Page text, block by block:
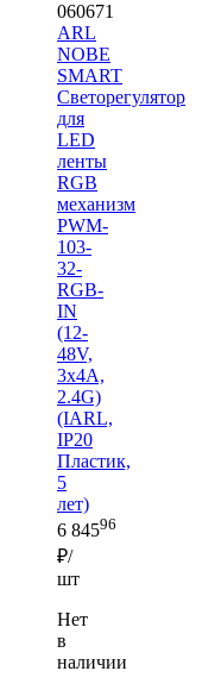
060671
ARL
NOBE
SMART
Светорегулятор
для
LED
ленты
RGB
механизм
PWM-
103-
32-
RGB-
IN
(12-
48V,
3x4A,
2.4G)
(IARL,
IP20
Пластик,
5
лет)
6 84596
₽/
шт
Нет
в
наличии